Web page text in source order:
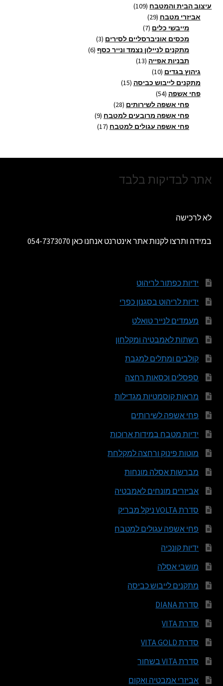
עיצוב הבית והמטבח 109
109
אביזרי מטבח 29
29
מוצרים מייבשי כלים 7
7
מוצרים
מכסים אוניברסליים לסירים 3
3
מוצריםמתקנים לניילון נצמד ונייר כסף 6
6
תבניות אפייה 13
13
גיהוץ בגדים 10
10
מוצרים
מתקנים לייבוש כביסה 15
15
פחי אשפה 54
54
מוצרים
פחי אשפה לשירותים 28
28
מוצרים
פחי אשפה מרובעים למטבח 9
9
מוצרים
פחי אשפה עגולים למטבח 17
17
אתר לבדיקות בלבד
לא לרכישה
במידה ותרצו לקנות אתר אינטרנט אנחנו כאן 054-7373070
ידיות כפתור לריהוט
ידיות לריהוט בסגנון כפרי
מעמדים לנייר טואלט
רשתות לאמבטיה ומקלחון
קולבים ומתלים למגבת
ספסלים וכסאות רחצה
מראות קוסמטיות מגדילות
פחי אשפה לשירותים
ידיות מטבח במידות ארוכות
מוטות פינוק ורחצה למקלחת
מברשות אסלה מונחות
אביזרים מונחים לאמבטיה
סדרת VOLTA ניקל מבריק
פחי אשפה עגולים למטבח
ידיות קונכיה
מושבי אסלה
מתקנים לייבוש כביסה
סדרת DIANA
סדרת VITA
סדרת VITA GOLD
סדרת VITA בשחור
אביזרי אמבטיה ואקום